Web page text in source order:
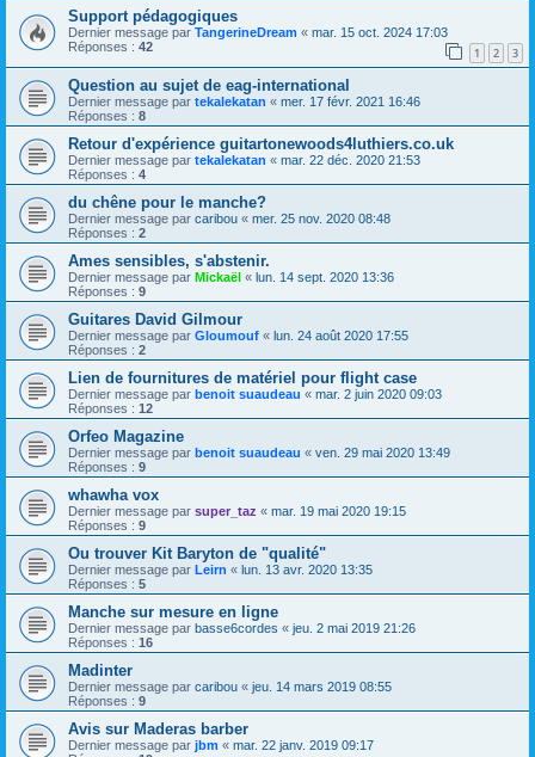
Support pédagogiques
Dernier message par TangerineDream « mar. 15 oct. 2024 17:03
Réponses : 42 1 2 3
Question au sujet de eag-international
Dernier message par tekalekatan « mer. 17 févr. 2021 16:46
Réponses : 8
Retour d'expérience guitartonewoods4luthiers.co.uk
Dernier message par tekalekatan « mar. 22 déc. 2020 21:53
Réponses : 4
du chêne pour le manche?
Dernier message par caribou « mer. 25 nov. 2020 08:48
Réponses : 2
Ames sensibles, s'abstenir.
Dernier message par Mickaël « lun. 14 sept. 2020 13:36
Réponses : 9
Guitares David Gilmour
Dernier message par Gloumouf « lun. 24 août 2020 17:55
Réponses : 2
Lien de fournitures de matériel pour flight case
Dernier message par benoit suaudeau « mar. 2 juin 2020 09:03
Réponses : 12
Orfeo Magazine
Dernier message par benoit suaudeau « ven. 29 mai 2020 13:49
Réponses : 9
whawha vox
Dernier message par super_taz « mar. 19 mai 2020 19:15
Réponses : 9
Ou trouver Kit Baryton de "qualité"
Dernier message par Leirn « lun. 13 avr. 2020 13:35
Réponses : 5
Manche sur mesure en ligne
Dernier message par basse6cordes « jeu. 2 mai 2019 21:26
Réponses : 16
Madinter
Dernier message par caribou « jeu. 14 mars 2019 08:55
Réponses : 9
Avis sur Maderas barber
Dernier message par jbm « mar. 22 janv. 2019 09:17